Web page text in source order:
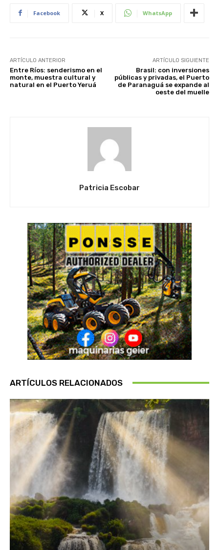
Facebook X WhatsApp
ARTÍCULO ANTERIOR
Entre Ríos: senderismo en el
monte, muestra cultural y
natural en el Puerto Yeruá
ARTÍCULO SIGUIENTE
Brasil: con inversiones
públicas y privadas, el Puerto
de Paranaguá se expande al
oeste del muelle
Patricia Escobar
ARTÍCULOS RELACIONADOS